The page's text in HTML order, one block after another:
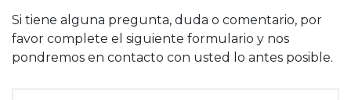
Si tiene alguna pregunta, duda o comentario, por
favor complete el siguiente formulario y nos
pondremos en contacto con usted lo antes posible.